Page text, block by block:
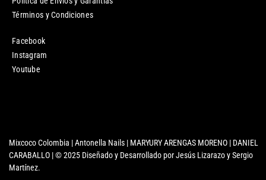
Términos y Condiciones
Facebook
Instagram
Youtube
Mixcoco Colombia | Antonella Nails | MARYURY ARENGAS MORENO | DANIEL
CARABALLO | © 2025 Diseñado y Desarrollado por Jesús Lizarazo y Sergio
Martínez.